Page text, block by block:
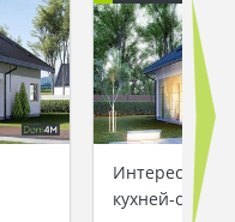
Интересный
кухней-